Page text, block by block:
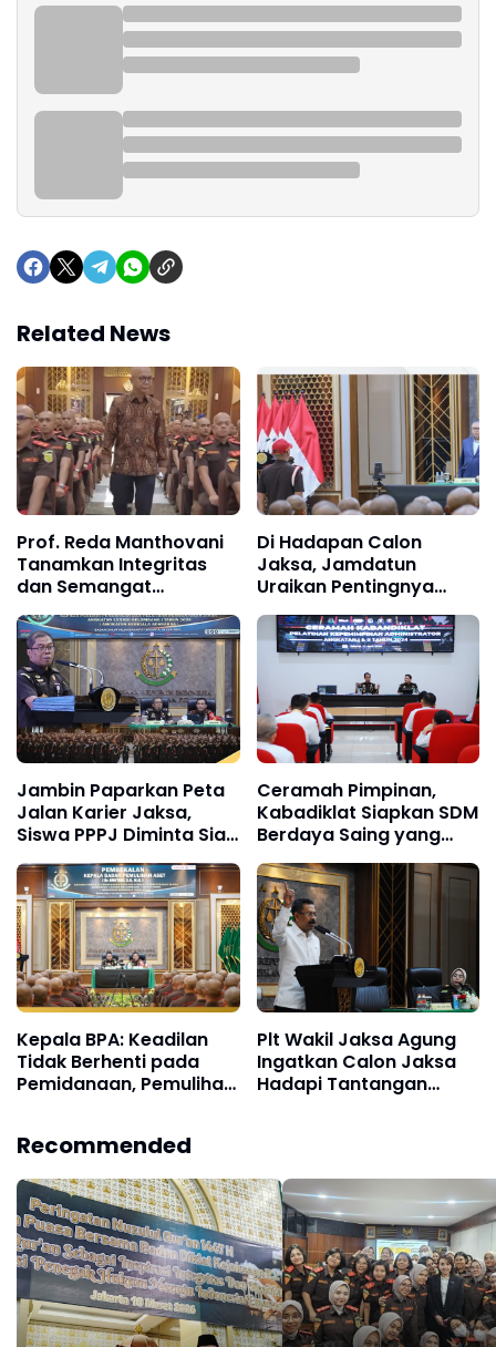
Related News
Prof. Reda Manthovani
Tanamkan Integritas
dan Semangat
Pengabdian kepada
Peserta PPPJ Angkatan
83
Di Hadapan Calon
Jaksa, Jamdatun
Uraikan Pentingnya
Business Judgment Rule
dalam Penegakan
Hukum
Jambin Paparkan Peta
Jalan Karier Jaksa,
Siswa PPPJ Diminta Siap
Mengabdi di Seluruh
Penjuru Negeri
Ceramah Pimpinan,
Kabadiklat Siapkan SDM
Berdaya Saing yang
Komprehensif dan
Bersih dari Praktik KKN
Kepala BPA: Keadilan
Tidak Berhenti pada
Pemidanaan, Pemulihan
Plt Wakil Jaksa Agung
Ingatkan Calon Jaksa
Hadapi Tantangan
Recommended